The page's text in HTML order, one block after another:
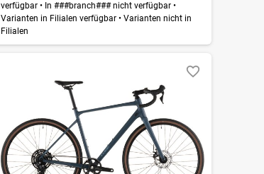
verfügbar •In ###branch### nicht verfügbar •
Varianten in Filialen verfügbar •Varianten nicht in
Filialen